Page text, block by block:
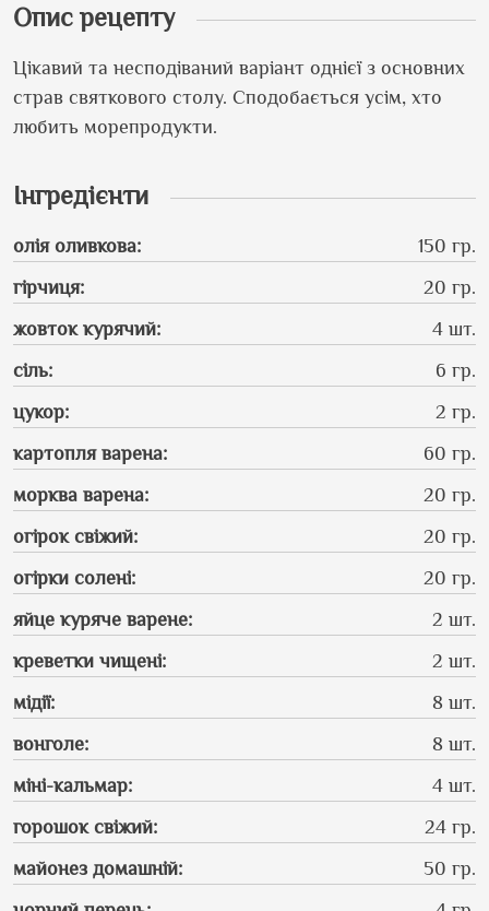
Опис рецепту
Цікавий та несподіваний варіант однієї з основних
страв святкового столу. Сподобається усім, хто
любить морепродукти.
Інгредієнти
олія оливкова:
150 гр.
гірчиця:
20 гр.
жовток курячий:
4 шт.
сіль:
6 гр.
цукор:
2 гр.
картопля варена:
60 гр.
морква варена:
20 гр.
огірок свіжий:
20 гр.
огірки солені:
20 гр.
яйце куряче варене:
2 шт.
креветки чищені:
2 шт.
мідії:
8 шт.
вонголе:
8 шт.
міні-кальмар:
4 шт.
горошок свіжий:
24 гр.
майонез домашній:
50 гр.